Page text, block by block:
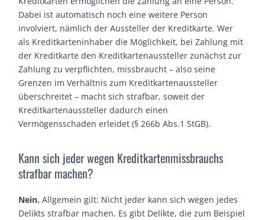
Dabei ist automatisch noch eine weitere Person
involviert, nämlich der Aussteller der Kreditkarte. Wer
als Kreditkarteninhaber die Möglichkeit, bei Zahlung mit
der Kreditkarte den Kreditkartenaussteller zunächst zur
Zahlung zu verpflichten, missbraucht – also seine
Grenzen im Verhältnis zum Kreditkartenaussteller
überschreitet – macht sich strafbar, soweit der
Kreditkartenaussteller dadurch einen
Vermögensschaden erleidet (§ 266b Abs.1 StGB).
Kann sich jeder wegen Kreditkartenmissbrauchs
strafbar machen?
Nein. Allgemein gilt: Nicht jeder kann sich wegen jedes
Delikts strafbar machen. Es gibt Delikte, die zum Beispiel